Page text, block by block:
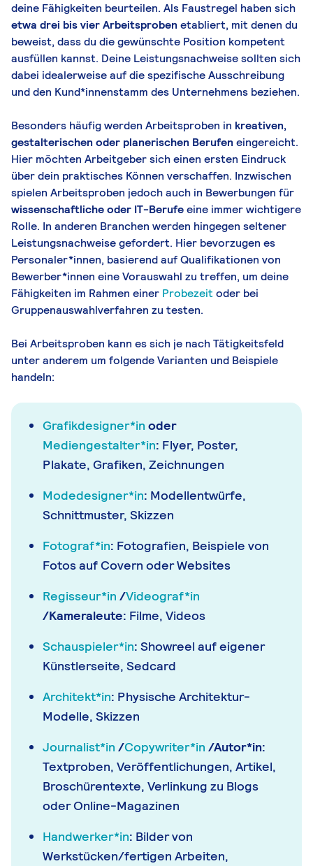
deine Fähigkeiten beurteilen. Als Faustregel haben sich
etwa drei bis vier Arbeitsprobenetabliert, mit denen du
beweist, dass du die gewünschte Position kompetent
ausfüllen kannst. Deine Leistungsnachweise sollten sich
dabei idealerweise auf die spezifische Ausschreibung
und den Kund*innenstamm des Unternehmens beziehen.
Besonders häufig werden Arbeitsproben in kreativen,
gestalterischen oder planerischen Berufeneingereicht.
Hier möchten Arbeitgeber sich einen ersten Eindruck
über dein praktisches Können verschaffen. Inzwischen
spielen Arbeitsproben jedoch auch in Bewerbungen für
wissenschaftliche oder IT-Berufeeine immer wichtigere
Rolle. In anderen Branchen werden hingegen seltener
Leistungsnachweise gefordert. Hier bevorzugen es
Personaler*innen, basierend auf Qualifikationen von
Bewerber*innen eine Vorauswahl zu treffen, um deine
Fähigkeiten im Rahmen einer Probezeitoder bei
Gruppenauswahlverfahren zu testen.
Bei Arbeitsproben kann es sich je nach Tätigkeitsfeld
unter anderem um folgende Varianten und Beispiele
handeln:
Grafikdesigner*in oder
Mediengestalter*in: Flyer, Poster,
Plakate, Grafiken, Zeichnungen
Modedesigner*in: Modellentwürfe,
Schnittmuster, Skizzen
Fotograf*in: Fotografien, Beispiele von
Fotos auf Covern oder Websites
Regisseur*in /Videograf*in
/Kameraleute: Filme, Videos
Schauspieler*in: Showreel auf eigener
Künstlerseite, Sedcard
Architekt*in: Physische Architektur-
Modelle, Skizzen
Journalist*in /Copywriter*in /Autor*in:
Textproben, Veröffentlichungen, Artikel,
Broschürentexte, Verlinkung zu Blogs
oder Online-Magazinen
Handwerker*in: Bilder von
Werkstücken/fertigen Arbeiten,